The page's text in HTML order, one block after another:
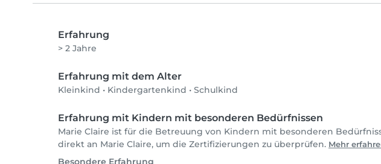
Erfahrung
> 2 Jahre
Erfahrung mit dem Alter
Kleinkind • Kindergartenkind • Schulkind
Erfahrung mit Kindern mit besonderen Bedürfnissen
Marie Claire ist für die Betreuung von Kindern mit besonderen
direkt an Marie Claire, um die Zertifizierungen zu überprüfen. Mehr
Besondere Erfahrung